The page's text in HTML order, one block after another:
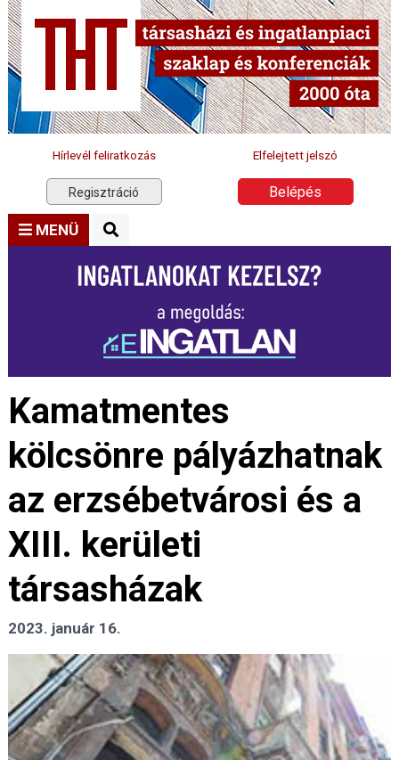
Hírlevél feliratkozás Elfelejtett jelszó
Regisztráció Belépés
MENÜ
Kamatmentes
kölcsönre pályázhatnak
az erzsébetvárosi és a
XIII. kerületi
társasházak
2023. január 16.